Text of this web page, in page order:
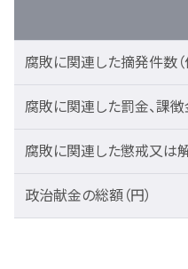
腐敗に関連した摘発件数（
腐敗に関連した罰金、課徴
腐敗に関連した懲戒又は
政治献金の総額（円）